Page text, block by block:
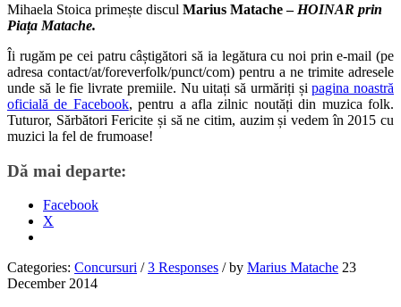
Mihaela Stoica primește discul Marius Matache – HOINAR prin
Piața Matache.
Îi rugăm pe cei patru câștigători să ia legătura cu noi prin e-mail (pe
adresa contact/at/foreverfolk/punct/com) pentru a ne trimite adresele
unde să le fie livrate premiile. Nu uitați să urmăriți șipagina noastră
oficială de Facebook, pentru a afla zilnic noutăți din muzica folk.
Tuturor, Sărbători Fericite și să ne citim, auzim și vedem în 2015 cu
muzici la fel de frumoase!
Dă mai departe:
Facebook
X
Categories: Concursuri / 3 Responses /by Marius Matache 23
December 2014